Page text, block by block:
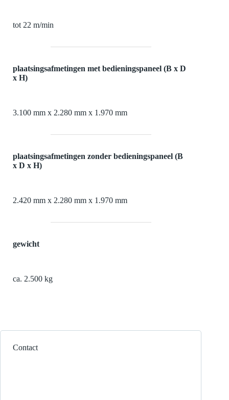
tot 22 m/min
plaatsingsafmetingen met bedieningspaneel (B x D
x H)
3.100 mm x 2.280 mm x 1.970 mm
plaatsingsafmetingen zonder bedieningspaneel (B
x D x H)
2.420 mm x 2.280 mm x 1.970 mm
gewicht
ca. 2.500 kg
Contact